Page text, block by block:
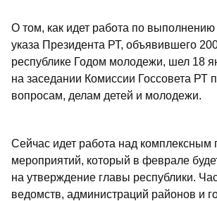
О том, как идет работа по выполнению
указа Президента РТ, объявившего
республике Годом молодежи, шел 18
на заседании Комиссии Госсовета РТ
вопросам, делам детей и молодежи.
Сейчас идет работа над комплексным
мероприятий, который в феврале
на утверждение главы республики.
ведомств, администраций районов и